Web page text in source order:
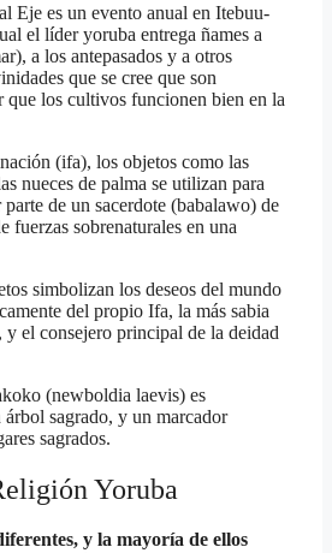
Eje es un evento anual en Itebuu-
el líder yoruba entrega ñames a
a los antepasados y a otros
que se cree que son
que los cultivos funcionen bien en la
(ifa), los objetos como las
nueces de palma se utilizan para
de un sacerdote (babalawo) de
fuerzas sobrenaturales en una
simbolizan los deseos del mundo
del propio Ifa, la más sabia
y el consejero principal de la deidad
(newboldia laevis) es
sagrado, y un marcador
sagrados.
Yoruba
y la mayoría de ellos